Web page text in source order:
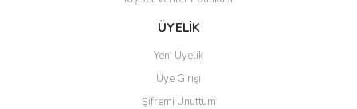
ÜYELİK
Yeni Üyelik
Üye Girişi
Şifremi Unuttum